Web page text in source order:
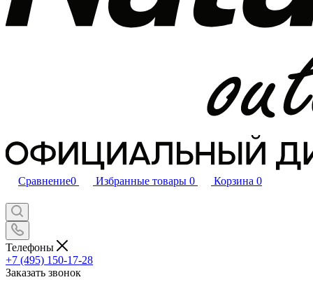
Сравнение0 Избранные товары 0 Корзина 0
Телефоны
+7 (495) 150-17-28
Заказать звонок